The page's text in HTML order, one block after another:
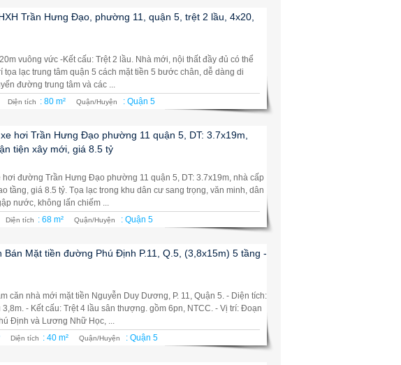
Trần Hưng Đạo, phường 11, quận 5, trệt 2 lầu, 4x20,
vuông vức -Kết cấu: Trệt 2 lầu. Nhà mới, nội thất đầy đủ có thể
tọa lạc trung tâm quận 5 cách mặt tiền 5 bước chân, dễ dàng di
đường trung tâm và các ...
Diện tích : 80 m² Quận/Huyện : Quận 5
hơi Trần Hưng Đạo phường 11 quận 5, DT: 3.7x19m,
tiện xây mới, giá 8.5 tỷ
hơi đường Trần Hưng Đạo phường 11 quận 5, DT: 3.7x19m, nhà cấp
tầng, giá 8.5 tỷ. Tọa lạc trong khu dân cư sang trọng, văn minh, dân
nước, không lấn chiếm ...
Diện tích : 68 m² Quận/Huyện : Quận 5
Bán Mặt tiền đường Phú Định P.11, Q.5, (3,8x15m) 5 tầng -
căn nhà mới mặt tiền Nguyễn Duy Dương, P. 11, Quận 5. - Diện tích:
- Kết cấu: Trệt 4 lầu sân thượng. gồm 6pn, NTCC. - Vị trí: Đoạn
Định và Lương Nhữ Học, ...
Diện tích : 40 m² Quận/Huyện : Quận 5